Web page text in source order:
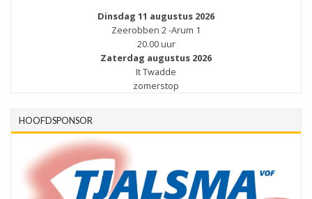
Dinsdag 11 augustus 2026
Zeerobben 2 -Arum 1
20.00 uur
Zaterdag augustus 2026
It Twadde
zomerstop
HOOFDSPONSOR